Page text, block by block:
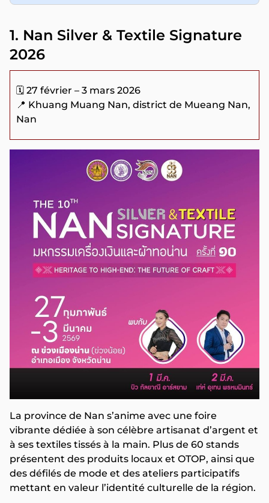
1. Nan Silver & Textile Signature
2026
🗓️ 27 février – 3 mars 2026
📍 Khuang Muang Nan, district de Mueang Nan,
Nan
La province de Nan s’anime avec une foire
vibrante dédiée à son célèbre artisanat d’argent et
à ses textiles tissés à la main. Plus de 60 stands
présentent des produits locaux et OTOP, ainsi que
des défilés de mode et des ateliers participatifs
mettant en valeur l’identité culturelle de la région.